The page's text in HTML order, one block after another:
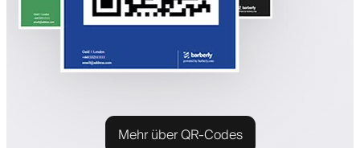
Mehr über QR-Codes